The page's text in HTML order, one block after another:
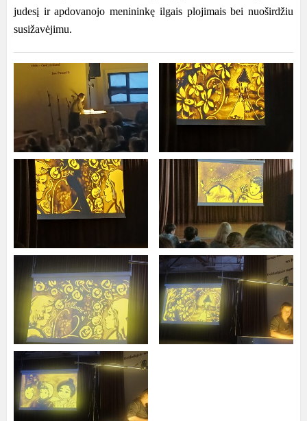
judesį ir apdovanojo menininkę ilgais plojimais bei nuoširdžiu
susižavėjimu.